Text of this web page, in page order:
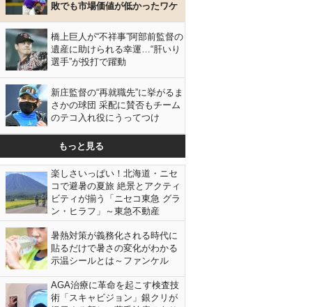
敗でも市場価値が低かったワケ
橋上巨人が“不祥事”阿部前監督の
遺産に助けられる幸運…“肝いり
選手”が投打で躍動
新庄監督の“再就職先”に挙がるま
さかの球団 采配に賛否もチーム
のテコ入れ役にうってつけ
もっと見る
楽しさいっぱい！北海道・ニセ
コで避暑の夏旅 絶景とアクティ
ビティが揃う「ニセコ東急 グラ
ン・ヒラフ」～東急不動産
暑熱対策が義務化される時代に
貼るだけで暑さの変化がわかる
示温シールとは～ファンケル
AGA治療に革命を起こす検査技
術「スキャビジョン」銀クリが